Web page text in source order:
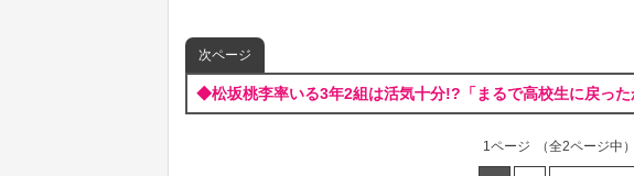
次ページ
◆松坂桃李率いる3年2組は活気十分!?「まるで高校生に戻った
1ページ （全2ページ中）